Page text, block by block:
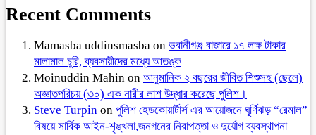
Recent Comments
Mamasba uddinsmasba on ভবানীগঞ্জ বাজারে ১৭ লক্ষ টাকার
মালামাল চুরি, ব্যবসায়ীদের মধ্যে আতঙ্ক
Moinuddin Mahin on আনুমানিক ২ বছরের জীবিত শিশুসহ (ছেলে)
অজ্ঞাতপরিচয় (৩০) এক নারীর লাশ উদ্ধার করেছে পুলিশ।
Steve Turpin on পুলিশ হেডকোয়ার্টার্স এর আয়োজনে ঘূর্ণিঝড় “রেমাল”
বিষয়ে সার্বিক আইন-শৃঙ্খলা,জনগনের নিরাপত্তা ও দুর্যোগ ব্যবস্থাপনা